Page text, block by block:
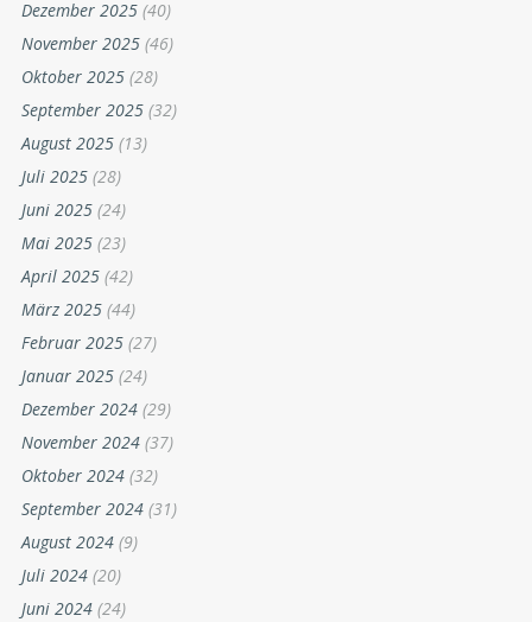
Dezember 2025 (40)
November 2025 (46)
Oktober 2025 (28)
September 2025 (32)
August 2025 (13)
Juli 2025 (28)
Juni 2025 (24)
Mai 2025 (23)
April 2025 (42)
März 2025 (44)
Februar 2025 (27)
Januar 2025 (24)
Dezember 2024 (29)
November 2024 (37)
Oktober 2024 (32)
September 2024 (31)
August 2024 (9)
Juli 2024 (20)
Juni 2024 (24)